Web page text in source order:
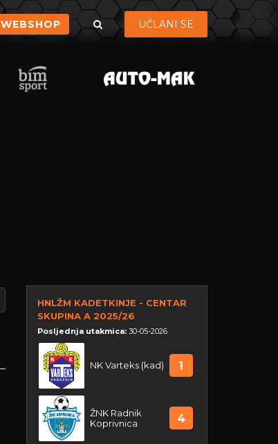
WEBSHOP UČLANI SE
HNLŽM KADETKINJE - CENTAR
SKUPINA A 2025/26
Posljednja utakmica: 30-05-2026
NK Varteks (kad) 1
ŽNK Radnik
Koprivnica
4